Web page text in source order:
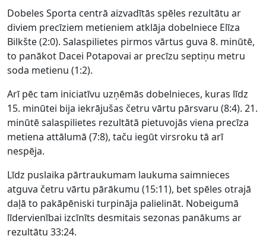
Dobeles Sporta centrā aizvadītās spēles rezultātu ar
diviem precīziem metieniem atklāja dobelniece Elīza
Bilkšte (2:0). Salaspilietes pirmos vārtus guva 8. minūtē,
to panākot Dacei Potapovai ar precīzu septiņu metru
soda metienu (1:2).
Arī pēc tam iniciatīvu uzņēmās dobelnieces, kuras līdz
15. minūtei bija iekrājušas četru vārtu pārsvaru (8:4). 21.
minūtē salaspilietes rezultātā pietuvojās viena precīza
metiena attālumā (7:8), taču iegūt virsroku tā arī
nespēja.
Līdz puslaika pārtraukumam laukuma saimnieces
atguva četru vārtu pārākumu (15:11), bet spēles otrajā
daļā to pakāpēniski turpināja palielināt. Nobeigumā
līdervienībai izcīnīts desmitais sezonas panākums ar
rezultātu 33:24.